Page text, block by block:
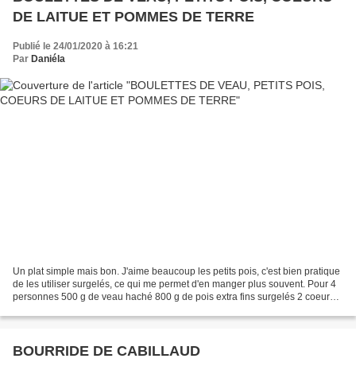
DE LAITUE ET POMMES DE TERRE
Publié le 24/01/2020 à 16:21
Par Daniéla
Un plat simple mais bon. J'aime beaucoup les petits pois, c'est bien pratique
de les utiliser surgelés, ce qui me permet d'en manger plus souvent. Pour 4
personnes 500 g de veau haché 800 g de pois extra fins surgelés 2 coeurs
BOURRIDE DE CABILLAUD